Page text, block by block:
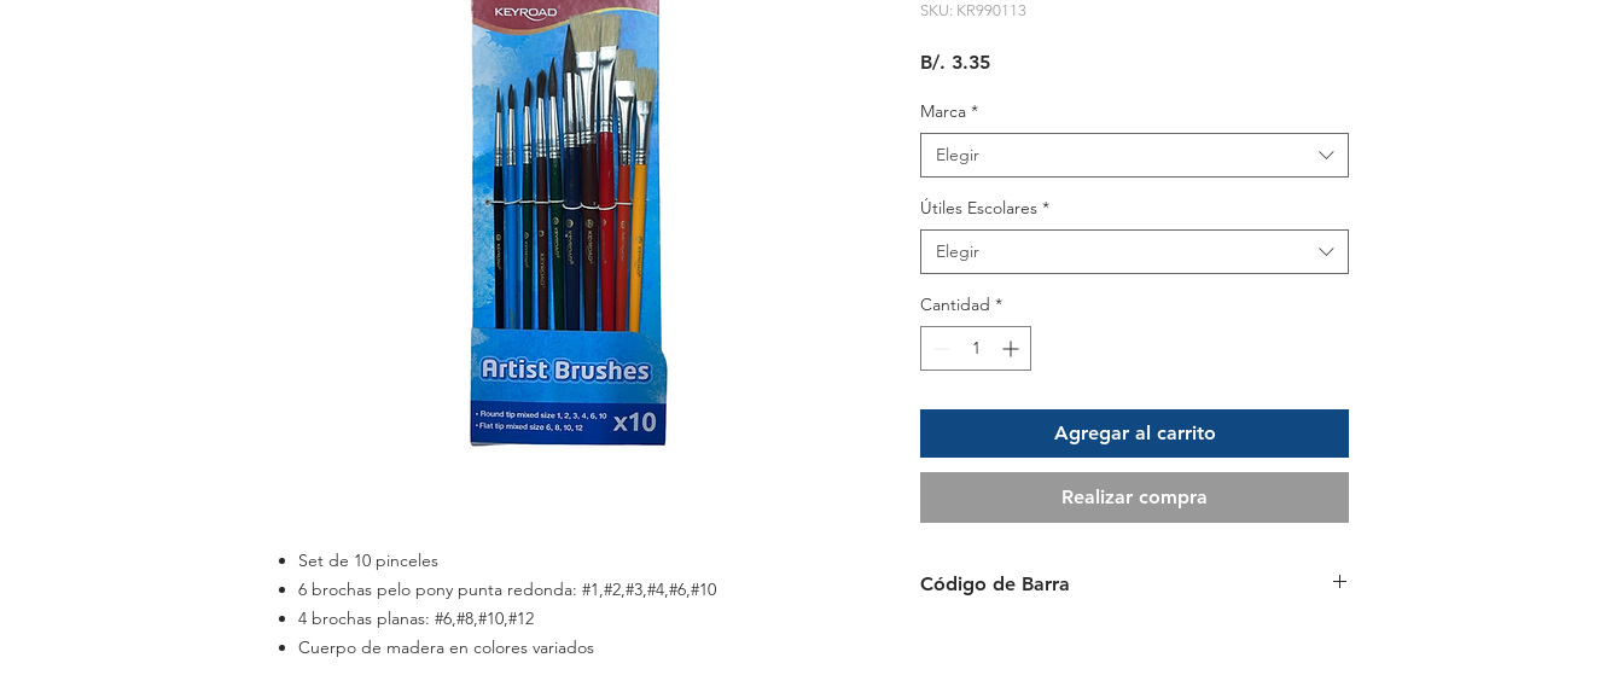
Set de 10 pinceles
6 brochas pelo pony punta redonda: #1,#2,#3,#4,#6,#10
4 brochas planas: #6,#8,#10,#12
Cuerpo de madera en colores variados
SKU: KR990113
B/. 3.35Precio
Marca *
Elegir
Útiles Escolares *
Elegir
Cantidad *
Agregar al carrito
Realizar compra
Código de Barra